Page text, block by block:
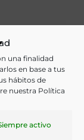
una finalidad
en base a tus
hábitos de
nuestra Política
activo